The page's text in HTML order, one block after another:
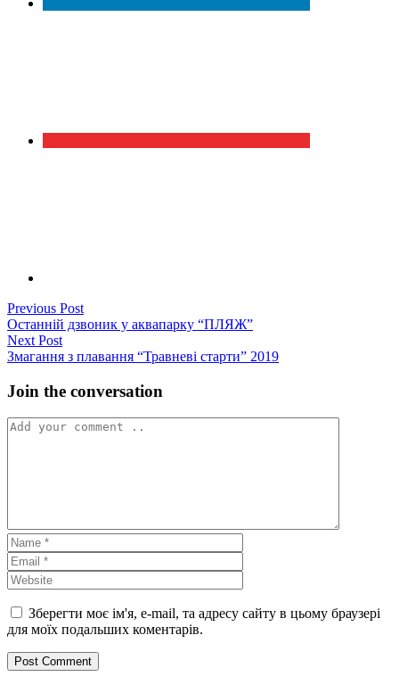
Навігація
записів
Previous PostPrevious
post:
Останній дзвоник у аквапарку “ПЛЯЖ”
Next PostNext
post:
Змагання з плавання “Травневі старти” 2019
Join the conversation
Зберегти моє ім'я, e-mail, та адресу сайту в цьому браузері
для моїх подальших коментарів.